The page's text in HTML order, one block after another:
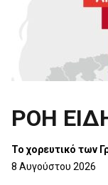
ΡΟΗ
Το χορευτικό των
8 Αυγούστου 2026